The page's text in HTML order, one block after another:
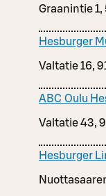
Graanintie
Hesburger
Valtatie 16,
ABC Oulu
Valtatie 43,
Hesburger